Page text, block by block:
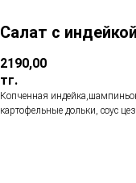
Салат с индейкой
2190,00
тг.
Копченная
картофельные дольки, соус